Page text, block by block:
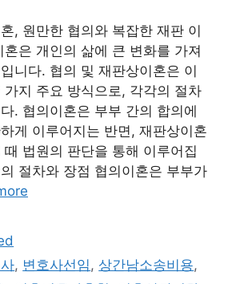
, 원만한 협의와 복잡한 재판 이
은 개인의 삶에 큰 변화를 가져
니다. 협의 및 재판상이혼은 이
가지 주요 방식으로, 각각의 절차
. 협의이혼은 부부 간의 합의에
게 이루어지는 반면, 재판상이혼
법원의 판단을 통해 이루어집
절차와 장점 협의이혼은 부부가
, 변호사선임, 상간남소송비용,